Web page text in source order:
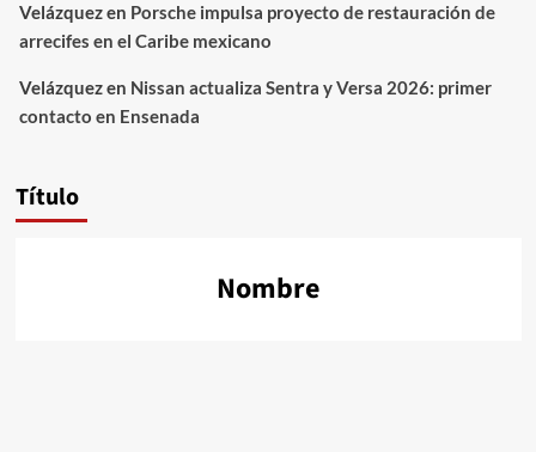
Velázquezen Porsche impulsa proyecto de restauración de
arrecifes en el Caribe mexicano
Velázquezen Nissan actualiza Sentra y Versa 2026: primer
contacto en Ensenada
Título
Nombre